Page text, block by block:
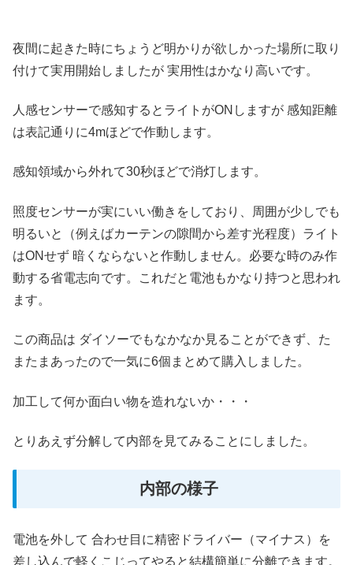
夜間に起きた時にちょうど明かりが欲しかった場所に取り
付けて実用開始しましたが 実用性はかなり高いです。
人感センサーで感知するとライトがONしますが 感知距離
は表記通りに4mほどで作動します。
感知領域から外れて30秒ほどで消灯します。
照度センサーが実にいい働きをしており、周囲が少しでも
明るいと（例えばカーテンの隙間から差す光程度）ライト
はONせず 暗くならないと作動しません。必要な時のみ作
動する省電志向です。これだと電池もかなり持つと思われ
ます。
この商品は ダイソーでもなかなか見ることができず、た
またまあったので一気に6個まとめて購入しました。
加工して何か面白い物を造れないか・・・
とりあえず分解して内部を見てみることにしました。
内部の様子
電池を外して 合わせ目に精密ドライバー（マイナス）を
差し込んで軽くこじってやると結構簡単に分離できます。